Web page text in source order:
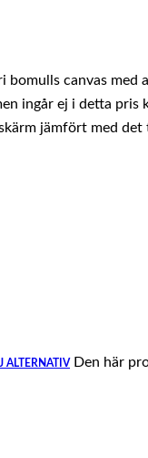
canvas
ingår ej i detta
jämfört med
ALTERNATIV Den här